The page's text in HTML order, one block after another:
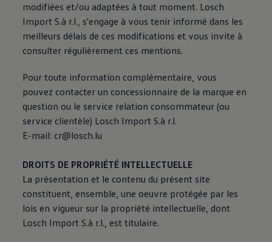
modifiées et/ou adaptées à tout moment. Losch
Import S.à r.l., s'engage à vous tenir informé dans les
meilleurs délais de ces modifications et vous invite à
consulter régulièrement ces mentions.
Pour toute information complémentaire, vous
pouvez contacter un concessionnaire de la marque en
question ou le service relation consommateur (ou
service clientèle) Losch Import S.à r.l.
E-mail: cr@losch.lu
DROITS DE PROPRIÉTÉ INTELLECTUELLE
La présentation et le contenu du présent site
constituent, ensemble, une oeuvre protégée par les
lois en vigueur sur la propriété intellectuelle, dont
Losch Import S.à r.l., est titulaire.